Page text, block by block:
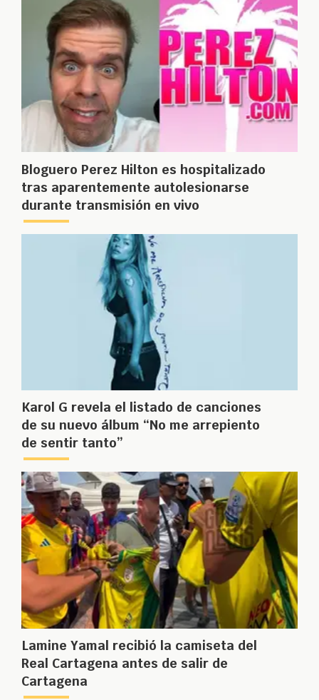
Bloguero Perez Hilton es hospitalizado
tras aparentemente autolesionarse
durante transmisión en vivo
Karol G revela el listado de canciones
de su nuevo álbum “No me arrepiento
de sentir tanto”
Lamine Yamal recibió la camiseta del
Real Cartagena antes de salir de
Cartagena